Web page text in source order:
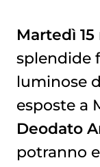
Martedì 15
splendide
luminose
esposte a
Deodato
potranno